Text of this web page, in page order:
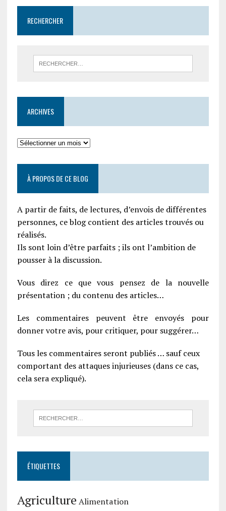
RECHERCHER
ARCHIVES
À PROPOS DE CE BLOG
A partir de faits, de lectures, d’envois de différentes
personnes, ce blog contient des articles trouvés ou
réalisés.
Ils sont loin d’être parfaits ; ils ont l’ambition de
pousser à la discussion.
Vous direz ce que vous pensez de la nouvelle
présentation ; du contenu des articles…
Les commentaires peuvent être envoyés pour
donner votre avis, pour critiquer, pour suggérer…
Tous les commentaires seront publiés … sauf ceux
comportant des attaques injurieuses (dans ce cas,
cela sera expliqué).
ÉTIQUETTES
Agriculture Alimentation